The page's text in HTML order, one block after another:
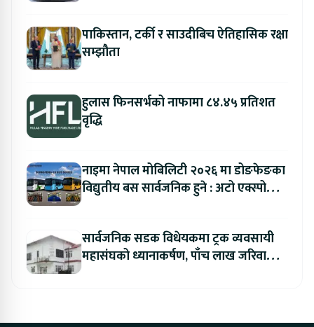
पाकिस्तान, टर्की र साउदीबिच ऐतिहासिक रक्षा
सम्झौता
हुलास फिनसर्भको नाफामा ८४.४५ प्रतिशत
वृद्धि
नाइमा नेपाल मोबिलिटी २०२६ मा डोङफेङका
विद्युतीय बस सार्वजनिक हुने : अटो एक्स्पोमा
सार्वजनिक सडक विधेयकमा ट्रक व्यवसायी
महासंघको ध्यानाकर्षण, पाँच लाख जरिवाना